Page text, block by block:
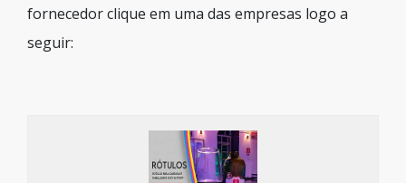
fornecedor clique em uma das empresas logo a
seguir: